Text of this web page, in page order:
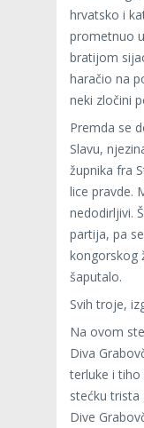
hrvatsko i
prometnuo
bratijom
haračio na
neki zločini
Premda se
Slavu,
župnika fra
lice pravde.
nedodirljivi.
partija, pa
kongorskog
šaputalo.
Svih troje,
Na ovom
Diva
terluke i
stećku trista
Dive